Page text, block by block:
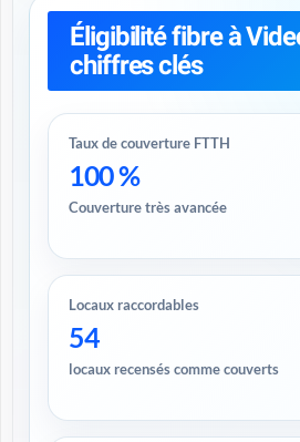
Éligibilité fibre à
chiffres clés
Taux de couverture FTTH
100 %
Couverture très avancée
Locaux raccordables
54
locaux recensés comme couverts